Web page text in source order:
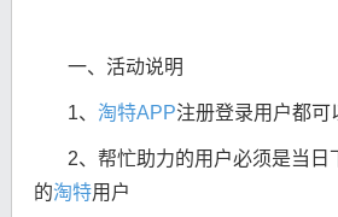
一、活动说明
1、 淘特APP注册登录用户都可
2、帮忙助力的用户必须是当日
的淘特用户